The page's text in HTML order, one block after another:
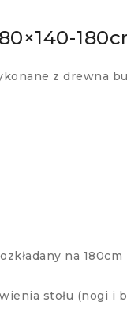
z drewna
na 180cm
stołu (nogi i